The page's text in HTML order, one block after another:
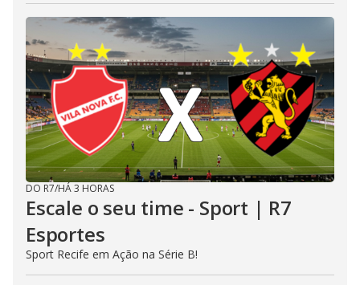
DO R7/HÁ 3 HORAS
Escale o seu time - Sport | R7
Esportes
Sport Recife em Ação na Série B!